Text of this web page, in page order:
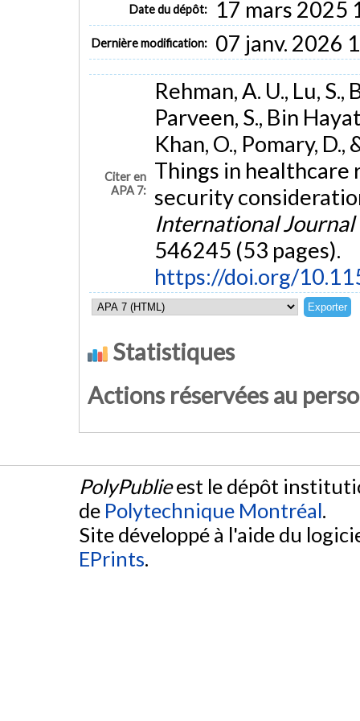
Date du dépôt: 17 mars 2025
Dernière modification: 07 janv. 2026
Citer en
APA 7:
Rehman, A. U., Lu,
Parveen, S., Bin
Khan, O., Pomary,
Things in healthcare
security
International
546245 (53 pages).
https://doi.org/
Statistiques
Actions réservées au
PolyPublieest le dépôt
de Polytechnique Montréal.
Site développé à l'aide du
EPrints.